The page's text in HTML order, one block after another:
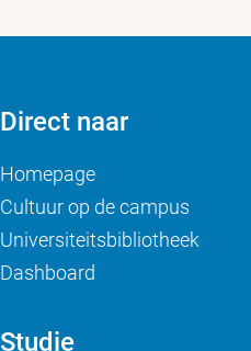
Direct naar
Homepage
Cultuur op de campus
Universiteitsbibliotheek
Dashboard
Studie